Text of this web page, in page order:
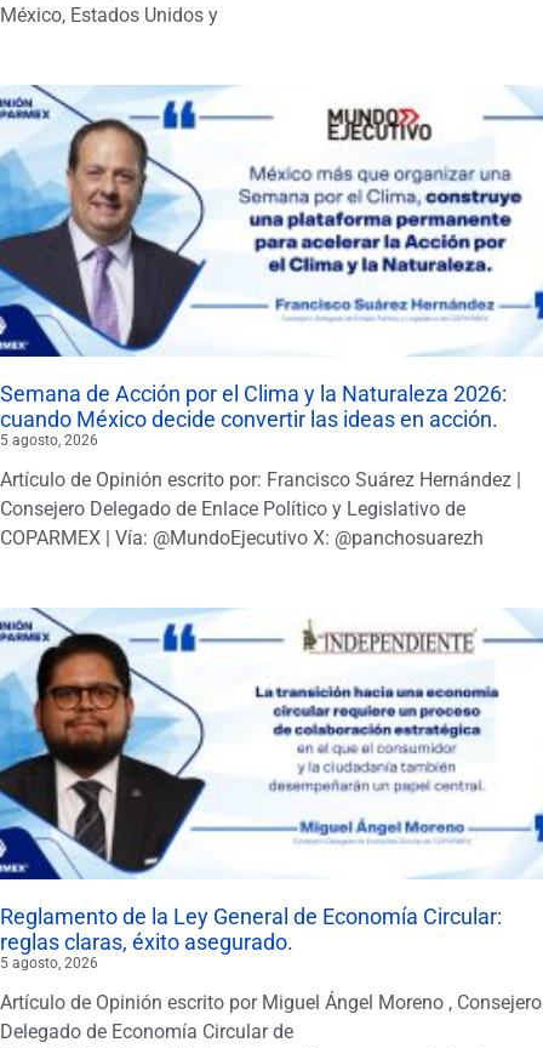
México, Estados Unidos y
Semana de Acción por el Clima y la Naturaleza 2026:
cuando México decide convertir las ideas en acción.
5 agosto, 2026
Artículo de Opinión escrito por: Francisco Suárez Hernández |
Consejero Delegado de Enlace Político y Legislativo de
COPARMEX | Vía: @MundoEjecutivo X: @panchosuarezh
Reglamento de la Ley General de Economía Circular:
reglas claras, éxito asegurado.
5 agosto, 2026
Artículo de Opinión escrito por Miguel Ángel Moreno , Consejero
Delegado de Economía Circular de